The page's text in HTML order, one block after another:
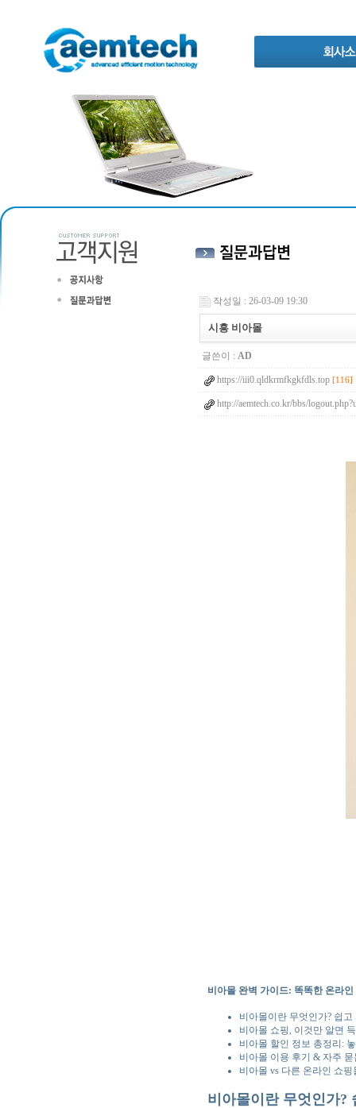
작성일 : 26-03-09 19:30
시흥 비아몰
글쓴이 : AD
https://iii0.qldkrmfkgkfdls.top [116]
http://aemtech.co.kr/bbs/
비아몰 완벽 가이드: 똑똑한 온라
비아몰이란 무엇인가? 쉽
비아몰 쇼핑, 이것만 알면
비아몰 할인 정보 총정리:
비아몰 이용 후기 & 자주
비아몰 vs 다른 온라인 쇼
비아몰이란 무엇인가?